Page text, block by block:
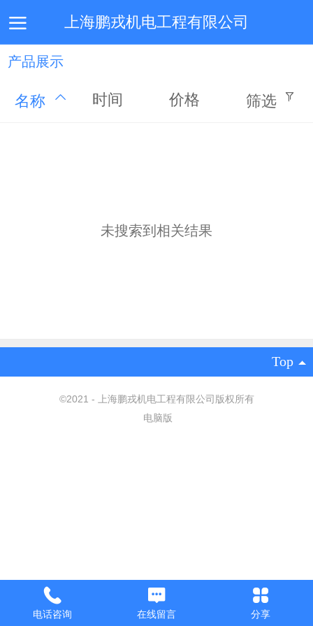
上海鹏戎机电工程有限公司
首页
产品展示
名称 时间 价格 筛选
未搜索到相关结果
Top
©2021 - 上海鹏戎机电工程有限公司版权所有
电脑版
电话咨询 在线留言 分享